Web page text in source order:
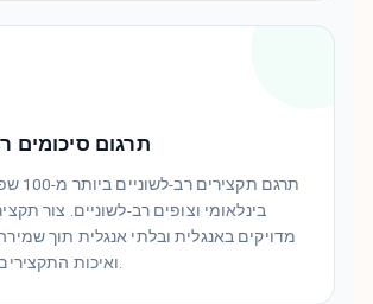
תרגום סיכומים
תרגם
מדויקים באנגלית ובלתי אנגלית תוך
ואיכות התקצירים בכל התרגום.